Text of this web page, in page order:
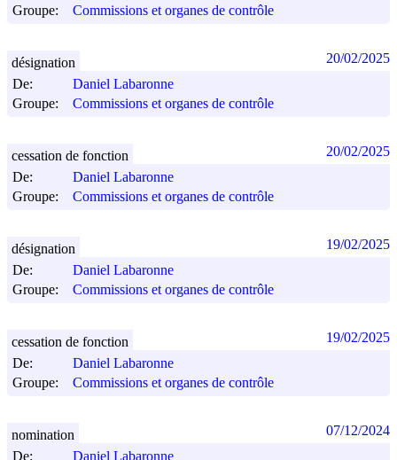
Groupe:
Commissions et organes de contrôle
De:
Daniel Labaronne
Groupe:
Commissions et organes de contrôle
désignation 20/02/2025
De:
Daniel Labaronne
Groupe:
Commissions et organes de contrôle
cessation de fonction 20/02/2025
De:
Daniel Labaronne
Groupe:
Commissions et organes de contrôle
désignation 19/02/2025
De:
Daniel Labaronne
Groupe:
Commissions et organes de contrôle
cessation de fonction 19/02/2025
De:
Daniel Labaronne
nomination 07/12/2024